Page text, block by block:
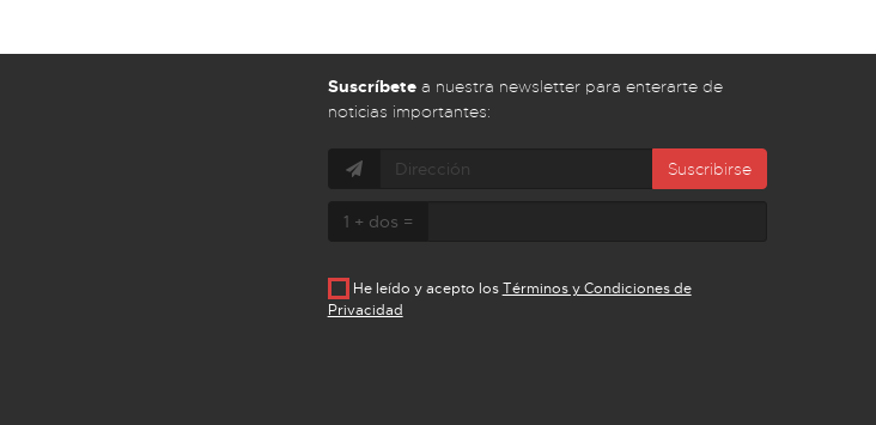
Suscríbetea nuestra newsletter para enterarte de
noticias importantes:
Suscribirse
1 + dos =
He leído y acepto los Términos y Condiciones de
Privacidad